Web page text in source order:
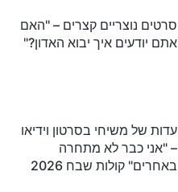
סרטים נוצריים קצרים – "האם
אתם יודעים איך יבוא האדון?"
עדות של משיחי בסרטון וידיאו
– "אני כבר לא מתחרה
באחרים" קולות שבח 2026